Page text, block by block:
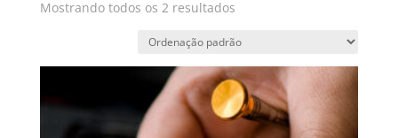
Mostrando todos os 2 resultados